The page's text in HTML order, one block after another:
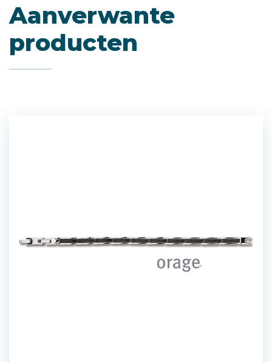
Aanverwante
producten